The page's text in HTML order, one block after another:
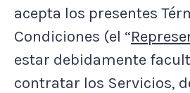
acepta los presentes
Condiciones (el “
estar debidamente
contratar los Servicios,